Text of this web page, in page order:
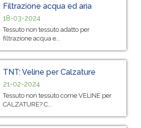
Filtrazione acqua ed aria
18-03-2024
Tessuto non tessuto adatto per
filtrazione acqua e...
TNT: Veline per Calzature
21-02-2024
Tessuto non tessuto come VELINE per
CALZATURE? C...